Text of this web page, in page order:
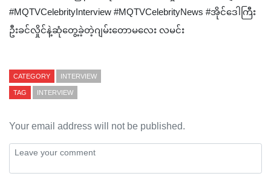
#MQTVCelebrityInterview #MQTVCelebrityNews #အိုင်ဒေါကြီး
ဦးခင်လှိုင်နဲ့ဆုံတွေ့ခဲ့တဲ့ဂျမ်းတောမလေး လမင်း
CATEGORY INTERVIEW
TAG INTERVIEW
Your email address will not be published.